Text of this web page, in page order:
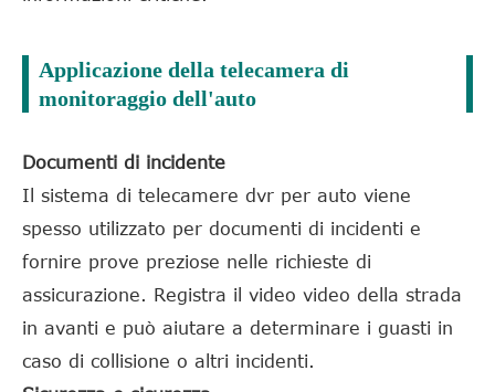
Applicazione della telecamera di
monitoraggio dell'auto
Documenti di incidente
Il sistema di telecamere dvr per auto viene
spesso utilizzato per documenti di incidenti e
fornire prove preziose nelle richieste di
assicurazione. Registra il video video della strada
in avanti e può aiutare a determinare i guasti in
caso di collisione o altri incidenti.